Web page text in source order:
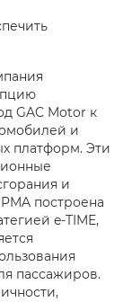
GAC Motor к
и
платформ. Эти
и
построена
e-TIME,
пассажиров.